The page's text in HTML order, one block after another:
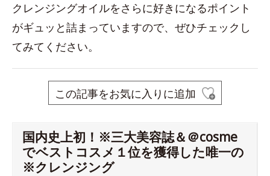
クレンジングオイルをさらに好きになるポイント
がギュッと詰まっていますので、ぜひチェックし
てみてください。
この記事をお気に入りに追加
国内史上初！※三大美容誌＆＠cosme
でベストコスメ１位を獲得した唯一の
※クレンジング